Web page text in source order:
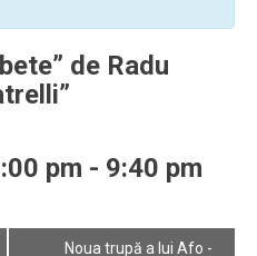
de Radu
pm - 9:40 pm
Noua trupă a lui Afo -